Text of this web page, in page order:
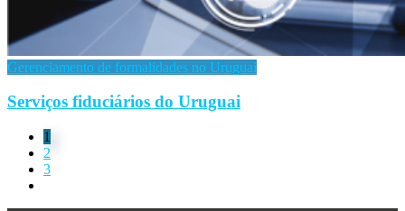
Gerenciamento de formalidades no Uruguai
Serviços fiduciários do Uruguai
1
2
3